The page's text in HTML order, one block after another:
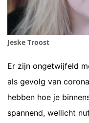
Jeske Troost
Er zijn ongetwijfeld
als gevolg van
hebben hoe je
spannend, wellicht